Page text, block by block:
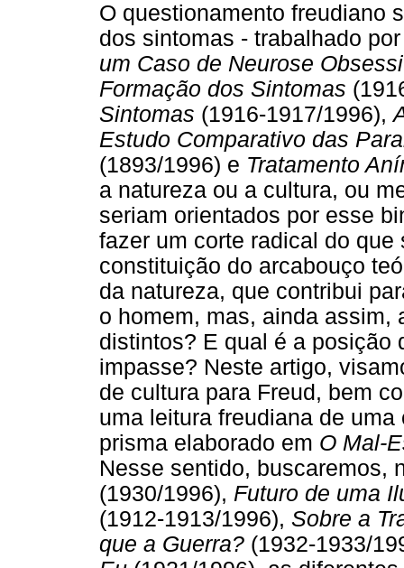
O questionamento freudiano
dos sintomas - trabalhado
um Caso de Neurose
Formação dos Sintomas
Sintomas (1916-1917/1996),
Estudo Comparativo das
(1893/1996) e Tratamento
a natureza ou a cultura, ou
seriam orientados por esse
fazer um corte radical do
constituição do arcabouço
da natureza, que contribui
o homem, mas, ainda assim,
distintos? E qual é a posição
impasse? Neste artigo,
de cultura para Freud, bem
uma leitura freudiana de
prisma elaborado em O Mal-
Nesse sentido, buscaremos,
(1930/1996), Futuro de uma
(1912-1913/1996), Sobre a
que a Guerra? (1932-1933/